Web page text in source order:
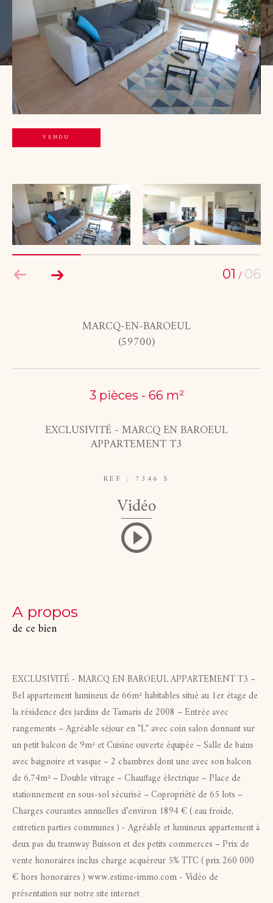
VENDU
01 /06
MARCQ-EN-BAROEUL
(59700)
3 pièces - 66 m²
EXCLUSIVITÉ - MARCQ EN BAROEUL
APPARTEMENT T3
REF : 7346 S
Vidéo
a propos
de ce bien
EXCLUSIVITÉ - MARCQ EN BAROEUL APPARTEMENT T3 –
Bel appartement lumineux de 66m² habitables situé au 1er étage de
la résidence des jardins de Tamaris de 2008 – Entrée avec
rangements – Agréable séjour en "L" avec coin salon donnant sur
un petit balcon de 9m² et Cuisine ouverte équipée – Salle de bains
avec baignoire et vasque – 2 chambres dont une avec son balcon
de 6,74m² – Double vitrage – Chauffage électrique – Place de
stationnement en sous-sol sécurisé – Copropriété de 65 lots –
Charges courantes annuelles d’environ 1894 € ( eau froide,
entretien parties communes ) - Agréable et lumineux appartement à
deux pas du tramway Buisson et des petits commerces – Prix de
vente honoraires inclus charge acquéreur 5% TTC ( prix 260 000
€ hors honoraires ) www.estime-immo.com - Vidéo de
présentation sur notre site internet
Budget
Budget
Surface
Surface
Référence
AFFINER LES CRITÈRES
TERRASSE PARKING PISCINE
FILTRER PAR
NOUVEAUTÉS
RECHERCHER